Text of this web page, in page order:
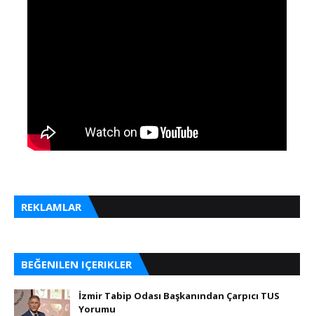
REKLAMLAR
BEĞENILEN IÇERIKLER
İzmir Tabip Odası Başkanından Çarpıcı TUS
Yorumu